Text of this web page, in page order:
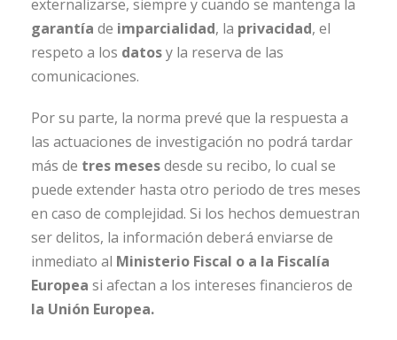
externalizarse, siempre y cuando se mantenga la
garantía de imparcialidad, la privacidad, el
respeto a los datosy la reserva de las
comunicaciones.
Por su parte, la norma prevé que la respuesta a
las actuaciones de investigación no podrá tardar
más de tres mesesdesde su recibo, lo cual se
puede extender hasta otro periodo de tres meses
en caso de complejidad. Si los hechos demuestran
ser delitos, la información deberá enviarse de
inmediato al Ministerio Fiscal o a la Fiscalía
Europea si afectan a los intereses financieros de
la Unión Europea.